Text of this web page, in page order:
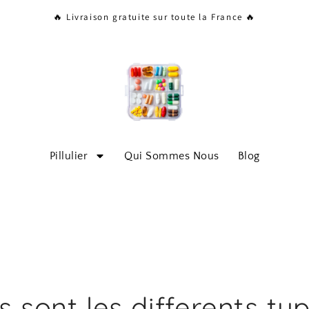
🔥 Livraison gratuite sur toute la France 🔥
Pillulier Qui Sommes Nous Blog